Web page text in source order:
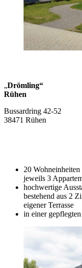
„Drömling“
Rühen
Bussardring 42-52
38471 Rühen
20
jeweils 3
hochwertige
bestehend aus 2
eigener Terrasse
in einer